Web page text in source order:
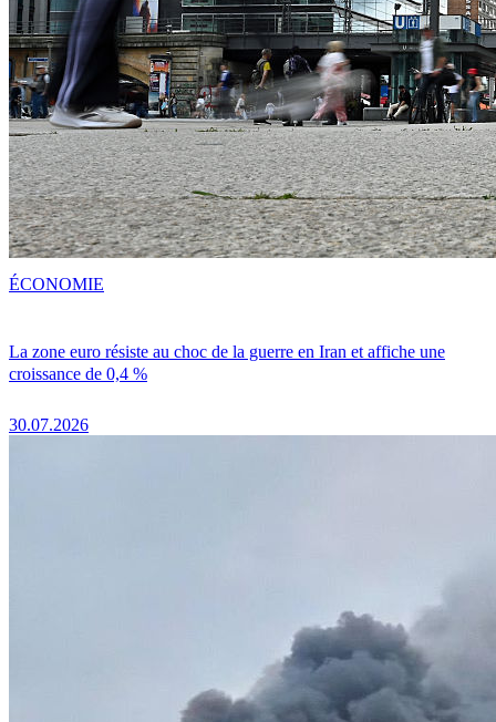
La zone euro résiste au choc de la guerre en Iran et affiche une
croissance de 0,4 %
30.07.2026
ÉCONOMIE